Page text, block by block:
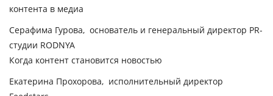
контента в медиа
Серафима Гурова, основатель и генеральный директор PR-
студии RODNYA
Когда контент становится новостью
Екатерина Прохорова, исполнительный директор